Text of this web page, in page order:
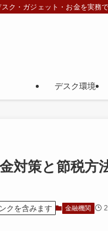
ク・ガジェット・お金を実務で
デスク環境
対策と節税方
クを含みます 金融機関